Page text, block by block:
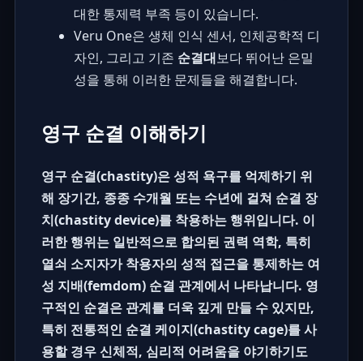
대한 통제력 부족 등이 있습니다.
Veru One은 생체 인식 센서, 인체공학적 디
자인, 그리고 기존 순결대보다 뛰어난 은밀
성을 통해 이러한 문제들을 해결합니다.
영구 순결 이해하기
영구 순결(chastity)은 성적 욕구를 억제하기 위
해 장기간, 종종 수개월 또는 수년에 걸쳐 순결 장
치(chastity device)를 착용하는 행위입니다. 이
러한 행위는 일반적으로 합의된 권력 역학, 특히
열쇠 소지자가 착용자의 성적 접근을 통제하는 여
성 지배(femdom) 순결 관계에서 나타납니다. 영
구적인 순결은 관계를 더욱 깊게 만들 수 있지만,
특히 전통적인 순결 케이지(chastity cage)를 사
용할 경우 신체적, 심리적 어려움을 야기하기도